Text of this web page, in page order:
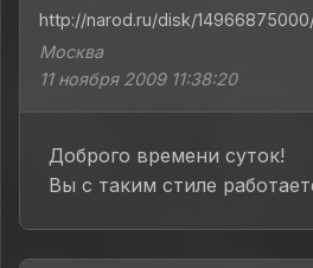
http://narod.ru/disk/
Москва
11 ноября 2009 11:38:20
Доброго времени суток!
Вы с таким стиле